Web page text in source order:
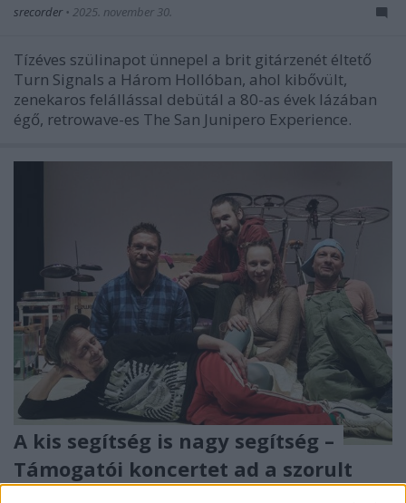
srecorder • 2025. november 30.
Tízéves szülinapot ünnepel a brit gitárzenét éltető
Turn Signals a Három Hollóban, ahol kibővült,
zenekaros felállással debütál a 80-as évek lázában
égő, retrowave-es The San Junipero Experience.
A kis segítség is nagy segítség –
Támogatói koncertet ad a szorult